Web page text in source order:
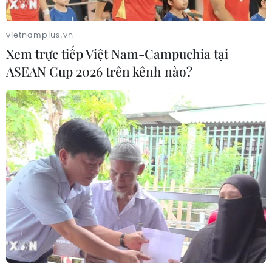
chỗ vi phạm trật tự xây dựng, đã được xây dựng thành nơi sinh
hoạt cộng đồng của người dân. (Ảnh: Mạnh Khánh/TTXVN)
Nhấn mạnh đến tiêu chí môi trường, cây xanh
khi từ huyện thành quận, ông Nguyễn Xuân
Linh cho biết thêm, huyện xây dựng kế hoạch
năm 2023 trồng 33.968 cây xanh các loại, trong
đó có 20.000 cây bóng mát đô thị, phấn đấu
hoàn thành vượt mức các tiêu chí cây xanh công
cộng đối với đơn vị hành chính cấp phường, cấp
quận do cấp thẩm quyền giao.
Để hoàn thành mục tiêu trên, huyện Đông Anh
xác định, coi việc trồng và chăm sóc cây xanh là
nhiệm vụ thường xuyên, quan trọng của mỗi
cấp, mỗi ngành. Quyết tâm trồng và quản lý cây
xanh trên địa bàn đảm bảo các yêu cầu, tiêu chí,
vietnamplus.vn
Xem trực tiếp Việt Nam-Campuchia tại
ASEAN Cup 2026 trên kênh nào?